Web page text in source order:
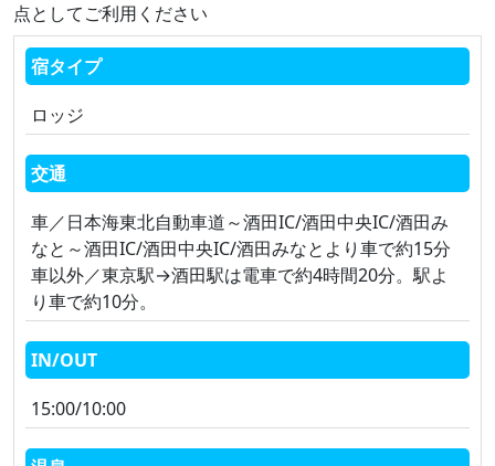
点としてご利用ください
宿タイプ
ロッジ
交通
車／日本海東北自動車道～酒田IC/酒田中央IC/酒田み
なと～酒田IC/酒田中央IC/酒田みなとより車で約15分
車以外／東京駅→酒田駅は電車で約4時間20分。駅よ
り車で約10分。
IN/OUT
15:00/10:00